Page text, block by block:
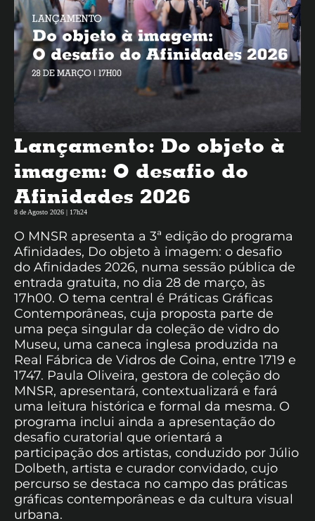
Lançamento: Do objeto à
imagem: O desafio do
Afinidades 2026
8 de Agosto 2026 | 17h24
O MNSR apresenta a 3ª edição do programa
Afinidades, Do objeto à imagem: o desafio
do Afinidades 2026, numa sessão pública de
entrada gratuita, no dia 28 de março, às
17h00. O tema central é Práticas Gráficas
Contemporâneas, cuja proposta parte de
uma peça singular da coleção de vidro do
Museu, uma caneca inglesa produzida na
Real Fábrica de Vidros de Coina, entre 1719 e
1747. Paula Oliveira, gestora de coleção do
MNSR, apresentará, contextualizará e fará
uma leitura histórica e formal da mesma. O
programa inclui ainda a apresentação do
desafio curatorial que orientará a
participação dos artistas, conduzido por Júlio
Dolbeth, artista e curador convidado, cujo
percurso se destaca no campo das práticas
gráficas contemporâneas e da cultura visual
urbana.